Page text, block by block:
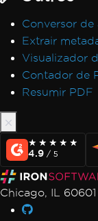
Conversor de
Extrair
Visualizador
Contador de
Resumir PDF
★★★★★
★★★★★
4.9 / 5
Chicago, IL